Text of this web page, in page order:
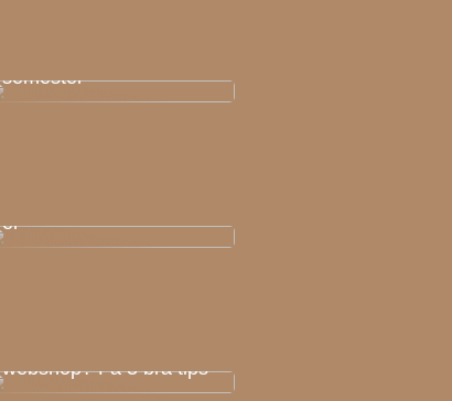
semester
er
webshop? Få 3 bra tips